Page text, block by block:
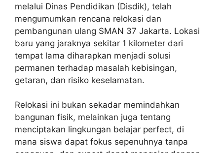
melalui Dinas Pendidikan (Disdik), telah
mengumumkan rencana relokasi dan
pembangunan ulang SMAN 37 Jakarta. Lokasi
baru yang jaraknya sekitar 1 kilometer dari
tempat lama diharapkan menjadi solusi
permanen terhadap masalah kebisingan,
getaran, dan risiko keselamatan.
Relokasi ini bukan sekadar memindahkan
bangunan fisik, melainkan juga tentang
menciptakan lingkungan belajar perfect, di
mana siswa dapat fokus sepenuhnya tanpa